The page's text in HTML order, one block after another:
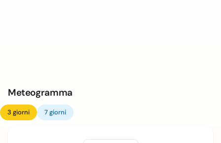
Meteogramma
3 giorni 7 giorni